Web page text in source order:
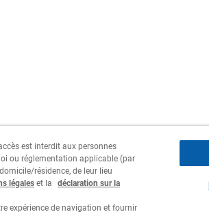
est interdit aux personnes
ou réglementation applicable (par
résidence, de leur lieu
légales et la
déclaration sur la
expérience de navigation et fournir